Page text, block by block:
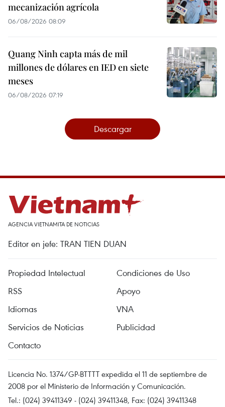
mecanización agrícola
06/08/2026 08:09
Quang Ninh capta más de mil
millones de dólares en IED en siete
meses
06/08/2026 07:19
Descargar
AGENCIA VIETNAMITA DE NOTICIAS
Editor en jefe: TRAN TIEN DUAN
Propiedad Intelectual
Condiciones de Uso
RSS
Apoyo
Idiomas
VNA
Servicios de Noticias
Publicidad
Contacto
Licencia No. 1374/GP-BTTTT expedida el 11 de septiembre de
2008 por el Ministerio de Información y Comunicación.
Tel.: (024) 39411349 - (024) 39411348, Fax: (024) 39411348